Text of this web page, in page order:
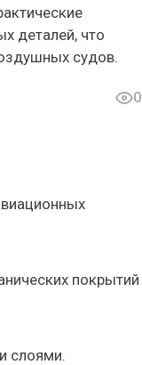
деталей, что
судов.
0
покрытий
слоями.